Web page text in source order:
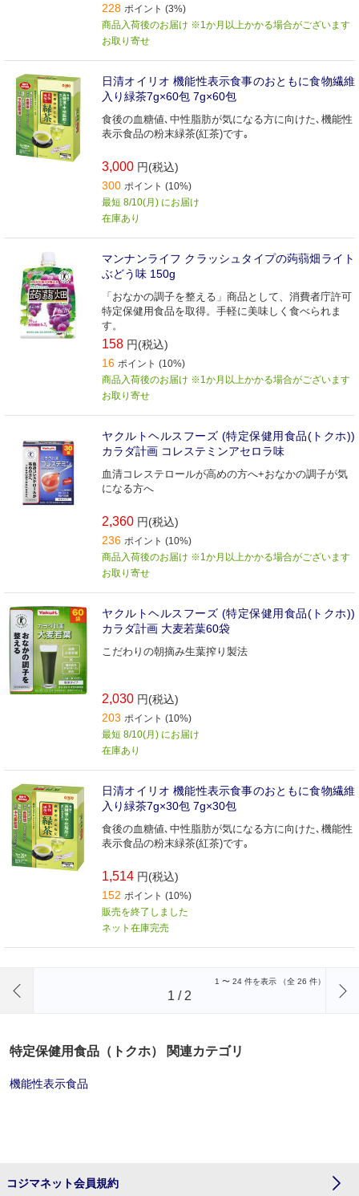
228 ポイント (3%)
商品入荷後のお届け ※1か月以上かかる場合がございます
お取り寄せ
日清オイリオ 機能性表示食事のおともに食物繊維
入り緑茶7g×60包 7g×60包
食後の血糖値､中性脂肪が気になる方に向けた､機能性
表示食品の粉末緑茶(紅茶)です｡
3,000 円(税込)
300 ポイント (10%)
最短 8/10(月) にお届け
在庫あり
マンナンライフ クラッシュタイプの蒟蒻畑ライト
ぶどう味 150g
「おなかの調子を整える」商品として、消費者庁許可
特定保健用食品を取得。手軽に美味しく食べられま
す。
158 円(税込)
16 ポイント (10%)
商品入荷後のお届け ※1か月以上かかる場合がございます
お取り寄せ
ヤクルトヘルスフーズ (特定保健用食品(トクホ))
カラダ計画 コレステミンアセロラ味
血清コレステロールが高めの方へ+おなかの調子が気
になる方へ
2,360 円(税込)
236 ポイント (10%)
商品入荷後のお届け ※1か月以上かかる場合がございます
お取り寄せ
ヤクルトヘルスフーズ (特定保健用食品(トクホ))
カラダ計画 大麦若葉60袋
こだわりの朝摘み生葉搾り製法
2,030 円(税込)
203 ポイント (10%)
最短 8/10(月) にお届け
在庫あり
日清オイリオ 機能性表示食事のおともに食物繊維
入り緑茶7g×30包 7g×30包
食後の血糖値､中性脂肪が気になる方に向けた､機能性
表示食品の粉末緑茶(紅茶)です｡
1,514 円(税込)
152 ポイント (10%)
販売を終了しました
ネット在庫完売
1 〜 24 件を表示 （全 26 件）
1 / 2
特定保健用食品（トクホ） 関連カテゴリ
機能性表示食品
コジマネット会員規約